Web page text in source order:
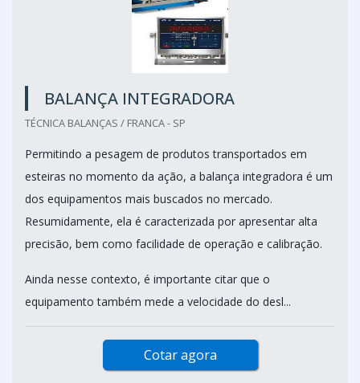
BALANÇA INTEGRADORA
TÉCNICA BALANÇAS / FRANCA - SP
Permitindo a pesagem de produtos transportados em
esteiras no momento da ação, a balança integradora é um
dos equipamentos mais buscados no mercado.
Resumidamente, ela é caracterizada por apresentar alta
precisão, bem como facilidade de operação e calibração.
Ainda nesse contexto, é importante citar que o
equipamento também mede a velocidade do desl...
Cotar agora